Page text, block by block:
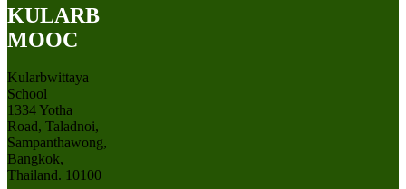
KULARB
MOOC
Kularbwittaya
School
1334 Yotha
Road, Taladnoi,
Sampanthawong,
Bangkok,
Thailand. 10100